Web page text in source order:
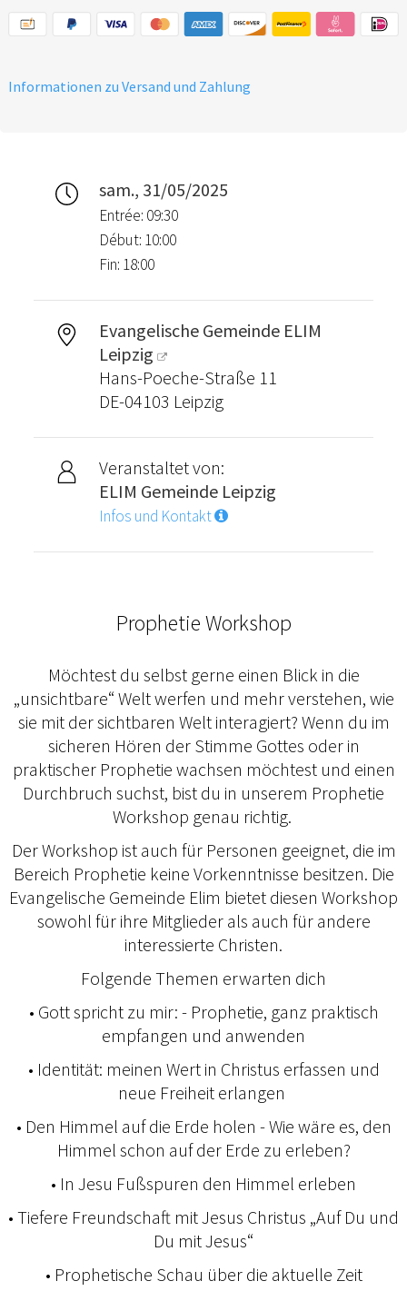
Informationen zu Versand und Zahlung
sam., 31/05/2025
Entrée: 09:30
Début: 10:00
Fin: 18:00
Evangelische Gemeinde ELIM
Leipzig
Hans-Poeche-Straße 11
DE-04103 Leipzig
Veranstaltet von:
ELIM Gemeinde Leipzig
Infos und Kontakt
Prophetie Workshop
Möchtest du selbst gerne einen Blick in die
„unsichtbare“ Welt werfen und mehr verstehen, wie
sie mit der sichtbaren Welt interagiert? Wenn du im
sicheren Hören der Stimme Gottes oder in
praktischer Prophetie wachsen möchtest und einen
Durchbruch suchst, bist du in unserem Prophetie
Workshop genau richtig.
Der Workshop ist auch für Personen geeignet, die im
Bereich Prophetie keine Vorkenntnisse besitzen. Die
Evangelische Gemeinde Elim bietet diesen Workshop
sowohl für ihre Mitglieder als auch für andere
interessierte Christen.
Folgende Themen erwarten dich
•⁠ ⁠Gott spricht zu mir: - Prophetie, ganz praktisch
empfangen und anwenden
•⁠ ⁠Identität: meinen Wert in Christus erfassen und
neue Freiheit erlangen
•⁠ ⁠Den Himmel auf die Erde holen - Wie wäre es, den
Himmel schon auf der Erde zu erleben?
•⁠ ⁠In Jesu Fußspuren den Himmel erleben
•⁠ ⁠Tiefere Freundschaft mit Jesus Christus „Auf Du und
Du mit Jesus“
•⁠ ⁠Prophetische Schau über die aktuelle Zeit